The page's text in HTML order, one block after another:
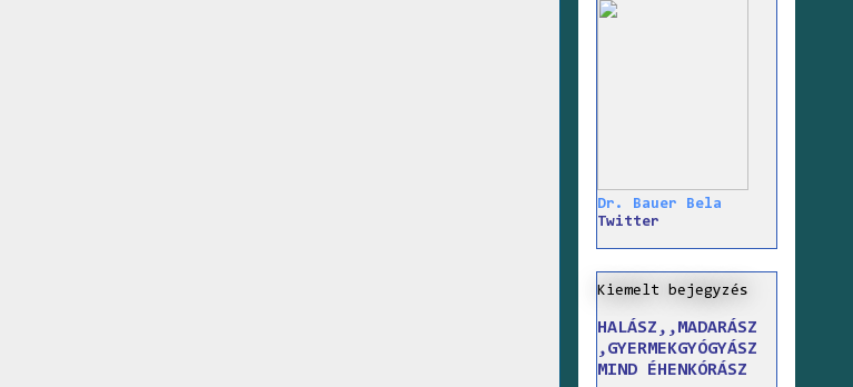
Dr. Bauer Bela
Twitter
Kiemelt bejegyzés
HALÁSZ,,MADARÁSZ
,GYERMEKGYÓGYÁSZ
MIND ÉHENKÓRÁSZ